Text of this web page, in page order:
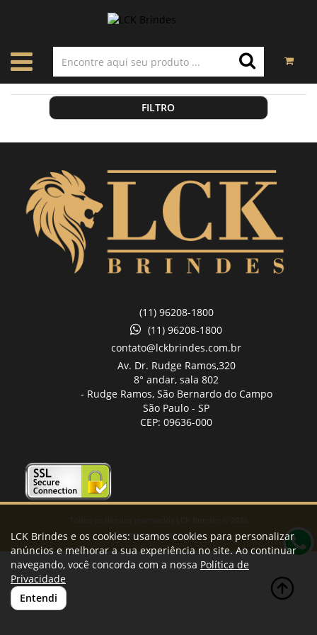
FILTRO
(11) 96208-1800
(11) 96208-1800
contato@lckbrindes.com.br
Av. Dr. Rudge Ramos,320
8° andar, sala 802
- Rudge Ramos, São Bernardo do Campo
São Paulo - SP
CEP: 09636-000
Desenvolvido porA. Jung
LCK Brindes e os cookies: usamos cookies para personalizar
anúncios e melhorar a sua experiência no site. Ao continuar
navegando, você concorda com a nossa Política de
Privacidade
Entendi